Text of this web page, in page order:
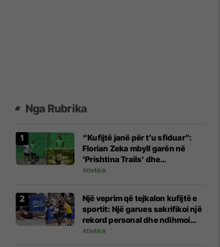
Nga Rubrika
“Kufijtë janë për t’u sfiduar”:
Florian Zeka mbyll garën në
'Prishtina Trails' dhe
përmirëson renditjen me 35
Atletikë
Një veprim që tejkalon kufijtë e
sportit: Një garues sakrifikoi një
rekord personal dhe ndihmoi
kundërshtarin që u rrëzua
Atletikë